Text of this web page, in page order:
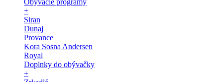
Obývacie programy
+
Siran
Dunaj
Provance
Kora Sosna Andersen
Royal
Doplnky do obývačky
+